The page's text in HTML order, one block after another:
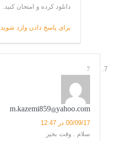
دانلود کرده و امتحان کنید.
برای پاسخ دادن وارد شوید
7
m.kazemi859@yahoo.com
00/09/17 در 12:47
سلام . وقت بخیر